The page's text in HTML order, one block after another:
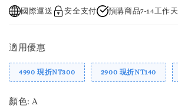
國際運送 安全支付 預購商品7-14工作天
適用優惠
4990 現折NT300 2900 現折NT140
顏色: A